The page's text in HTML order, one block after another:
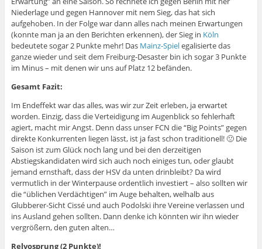
Niederlage und gegen Hannover mit nem Sieg, das hat sich
aufgehoben. In der Folge war dann alles nach meinen Erwartungen
(konnte man ja an den Berichten erkennen), der Sieg in Köln
bedeutete sogar 2 Punkte mehr! Das Mainz-Spielegalisierte das
ganze wieder und seit dem Freiburg-Desaster bin ich sogar 3 Punkte
im Minus – mit denen wir uns auf Platz 12 befänden.
Gesamt Fazit:
Im Endeffekt war das alles, was wir zur Zeit erleben, ja erwartet
worden. Einzig, dass die Verteidigung im Augenblick so fehlerhaft
agiert, macht mir Angst. Denn dass unser FCN die “Big Points” gegen
direkte Konkurrenten liegen lässt, ist ja fast schon traditionell! 🙁 Die
Saison ist zum Glück noch lang und bei den derzeitigen
Abstiegskandidaten wird sich auch noch einiges tun, oder glaubt
jemand ernsthaft, dass der HSV da unten drinbleibt? Da wird
vermutlich in der Winterpause ordentlich investiert – also sollten wir
die “üblichen Verdächtigen” im Auge behalten, welhalb aus
Glubberer-Sicht Cissé und auch Podolski ihre Vereine verlassen und
ins Ausland gehen sollten. Dann denke ich könnten wir ihn wieder
vergrößern, den guten alten…
Relvosprung (2 Punkte)!